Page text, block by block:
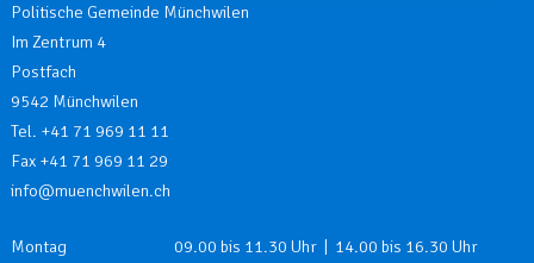
Politische Gemeinde Münchwilen
Im Zentrum 4
Postfach
9542 Münchwilen
Tel. +41 71 969 11 11
Fax +41 71 969 11 29
info@muenchwilen.ch
Öffnungszeiten
Wochentag Öffnungszeiten
Montag
09.00 bis 11.30 Uhr | 14.00 bis 16.30 Uhr